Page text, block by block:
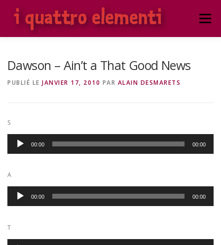
contenu
Menu
Dawson – Ain’t a That Good News
PUBLIÉ LE JANVIER 17, 2010 PAR ALAIN DESMARETS
S
Lecteur
audio
00:00 00:00
A
Lecteur
audio
00:00 00:00
T
Lecteur